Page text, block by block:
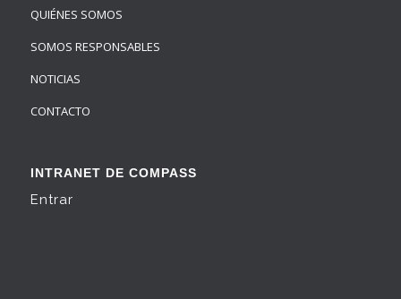
QUIÉNES SOMOS
SOMOS RESPONSABLES
NOTICIAS
CONTACTO
INTRANET DE COMPASS
Entrar